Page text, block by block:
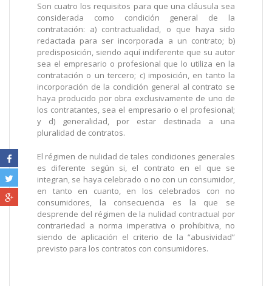
Son cuatro los requisitos para que una cláusula sea
considerada como condición general de la
contratación: a) contractualidad, o que haya sido
redactada para ser incorporada a un contrato; b)
predisposición, siendo aquí indiferente que su autor
sea el empresario o profesional que lo utiliza en la
contratación o un tercero; c) imposición, en tanto la
incorporación de la condición general al contrato se
haya producido por obra exclusivamente de uno de
los contratantes, sea el empresario o el profesional;
y d) generalidad, por estar destinada a una
pluralidad de contratos.
El régimen de nulidad de tales condiciones generales
es diferente según si, el contrato en el que se
integran, se haya celebrado o no con un consumidor,
en tanto en cuanto, en los celebrados con no
consumidores, la consecuencia es la que se
desprende del régimen de la nulidad contractual por
contrariedad a norma imperativa o prohibitiva, no
siendo de aplicación el criterio de la “abusividad”
previsto para los contratos con consumidores.